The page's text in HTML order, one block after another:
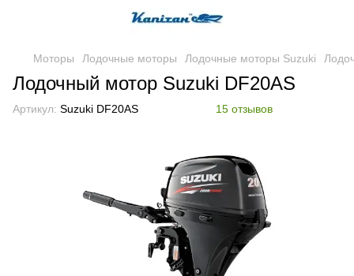
Моторы Лодочные моторы Лодочные моторы Suzuki
Лодочный мотор Suzuki DF20AS
Артикул: Suzuki DF20AS 15 отзывов